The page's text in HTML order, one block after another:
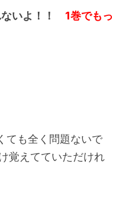
ないよ！！ 1巻でもっ
ても全く問題ないで
覚えてていただけれ